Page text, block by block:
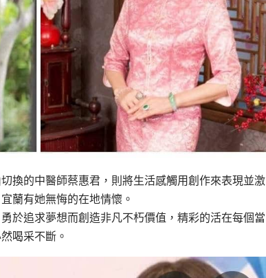
換的中醫師蔡惠君，則將生活感觸用創作來表現並激
蘭有她無悔的在地情懷。
於追求夢想而創造非凡不朽價值，精彩的活在每個當
喝采不斷。